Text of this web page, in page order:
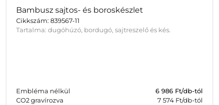
Bambusz sajtos- és boroskészlet
Cikkszám: 839567-11
Tartalma: dugóhúzó, bordugó, sajtreszelő és kés.
Embléma nélkül 6 986 Ft/db-tól
CO2 gravírozva
7 574 Ft/db-tól